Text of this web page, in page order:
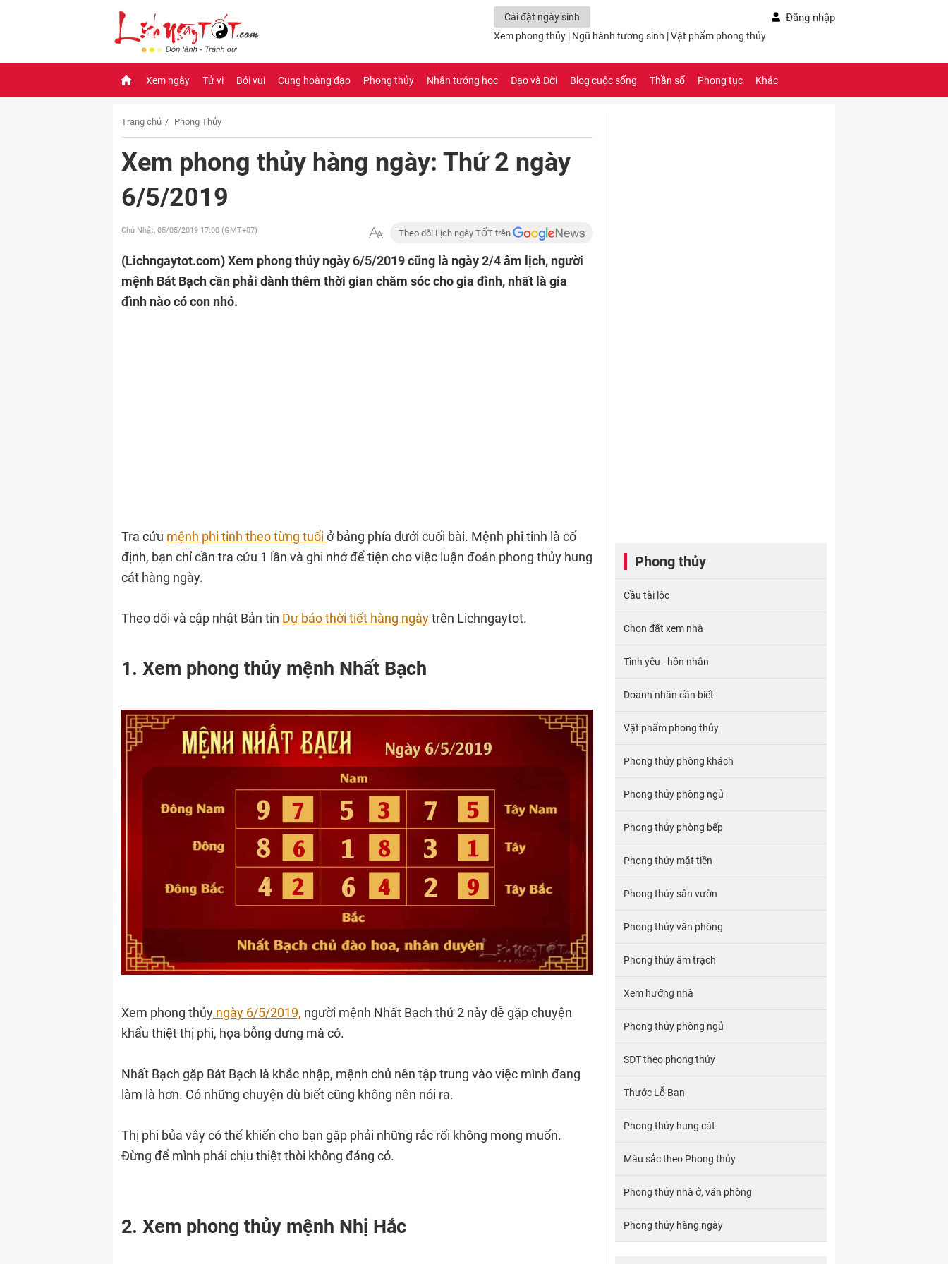
Cài đặt ngày sinh Đăng nhập
Xem phong thủy | Ngũ hành tương sinh |Vật phẩm phong thủy
Xem ngày Tử vi Bói vui Cung hoàng đạo Phong thủy Nhân tướng học Đạo và Đời Blog cuộc sống Thần số Phong tục Khác
Trang chủ Phong Thủy
Xem phong thủy hàng ngày: Thứ 2 ngày
6/5/2019
Chủ Nhật, 05/05/2019 17:00 (GMT+07) Theo dõi Lịch ngày TỐT trên
(Lichngaytot.com)Xem phong thủy ngày 6/5/2019 cũng là ngày 2/4 âm lịch, người
mệnh Bát Bạch cần phải dành thêm thời gian chăm sóc cho gia đình, nhất là gia
đình nào có con nhỏ.
Tra cứu mệnh phi tinh theo từng tuổi ở bảng phía dưới cuối bài. Mệnh phi tinh là cố
định, bạn chỉ cần tra cứu 1 lần và ghi nhớ để tiện cho việc luận đoán phong thủy hung
cát hàng ngày.
Theo dõi và cập nhật Bản tin Dự báo thời tiết hàng ngàytrên Lichngaytot.
1. Xem phong thủy mệnh Nhất Bạch
Xem phong thủy ngày 6/5/2019, người mệnh Nhất Bạch thứ 2 này dễ gặp chuyện
khẩu thiệt thị phi, họa bỗng dưng mà có.
Nhất Bạch gặp Bát Bạch là khắc nhập, mệnh chủ nên tập trung vào việc mình đang
làm là hơn. Có những chuyện dù biết cũng không nên nói ra.
Thị phi bủa vây có thể khiến cho bạn gặp phải những rắc rối không mong muốn.
Đừng để mình phải chịu thiệt thòi không đáng có.
2. Xem phong thủy mệnh Nhị Hắc
Phong thủy
Cầu tài lộc
Chọn đất xem nhà
Tình yêu - hôn nhân
Doanh nhân cần biết
Vật phẩm phong thủy
Phong thủy phòng khách
Phong thủy phòng ngủ
Phong thủy phòng bếp
Phong thủy mặt tiền
Phong thủy sân vườn
Phong thủy văn phòng
Phong thủy âm trạch
Xem hướng nhà
Phong thủy phòng ngủ
SĐT theo phong thủy
Thước Lỗ Ban
Phong thủy hung cát
Màu sắc theo Phong thủy
Phong thủy nhà ở, văn phòng
Phong thủy hàng ngày